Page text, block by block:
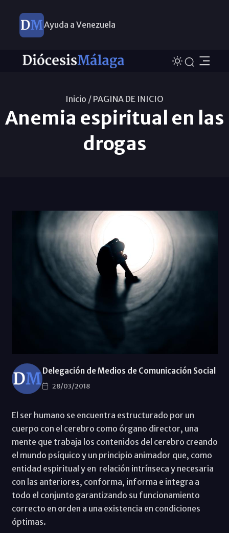
Ayuda a Venezuela
Inicio / PAGINA DE INICIO
Anemia espiritual en las
drogas
Delegación de Medios de Comunicación Social
28/03/2018
El ser humano se encuentra estructurado por un
cuerpo con el cerebro como órgano director, una
mente que trabaja los contenidos del cerebro creando
el mundo psíquico y un principio animador que, como
entidad espiritual y en relación intrínseca y necesaria
con las anteriores, conforma, informa e integra a
todo el conjunto garantizando su funcionamiento
correcto en orden a una existencia en condiciones
óptimas.